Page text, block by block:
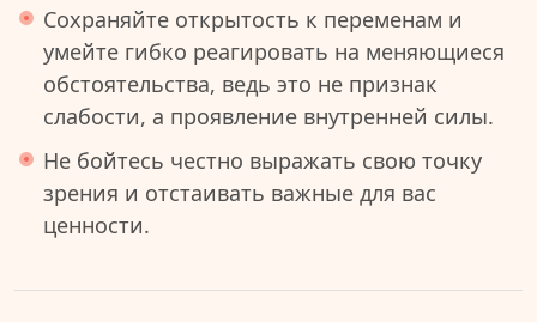
Сохраняйте открытость к переменам и
умейте гибко реагировать на меняющиеся
обстоятельства, ведь это не признак
слабости, а проявление внутренней силы.
Не бойтесь честно выражать свою точку
зрения и отстаивать важные для вас
ценности.